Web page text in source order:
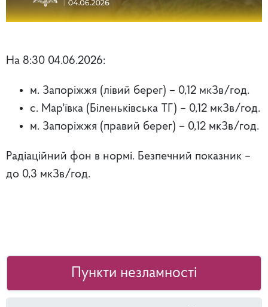
На 8:30 04.06.2026:
м. Запоріжжя (лівий берег) – 0,12 мкЗв/год.
с. Мар'ївка (Біленьківська ТГ) – 0,12 мкЗв/год.
м. Запоріжжя (правий берег) – 0,12 мкЗв/год.
Радіаційний фон в нормі. Безпечний показник –
до 0,3 мкЗв/год.
Пункти незламності